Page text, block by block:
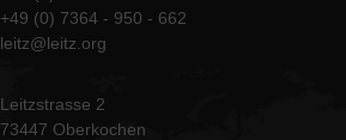
+49 (0) 7364 - 950 - 662
leitz@leitz.org
Leitzstrasse 2
73447 Oberkochen